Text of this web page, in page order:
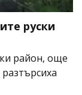
руски
район, още